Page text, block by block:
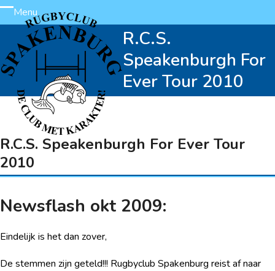
Skip
to
content
Menu
Open
mobile
menu
Close
mobile
menu
R.C.S.
Speakenburgh For
Ever Tour 2010
R.C.S. Speakenburgh For Ever Tour
2010
Newsflash okt 2009:
Eindelijk is het dan zover,
De stemmen zijn geteld!!! Rugbyclub Spakenburg reist af naar